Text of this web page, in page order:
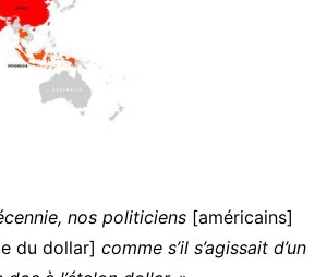
nos politiciens [américains]
du dollar] comme s’il s’agissait d’un